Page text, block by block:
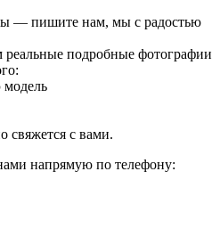
— пишите нам, мы с радостью
подробные фотографии
свяжется с вами.
напрямую по телефону: